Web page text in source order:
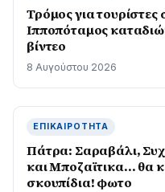
Τρόμος για
Ιπποπόταμος
βίντεο
8 Αυγούστου 2026
ΕΠΙΚΑΙΡΌΤΗΤΑ
Πάτρα: Σαραβάλι,
και Μποζαϊτικα… θα
σκουπίδια! φωτο